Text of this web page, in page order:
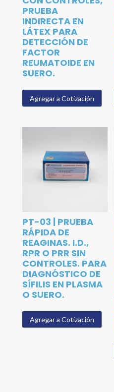
PRUEBA
INDIRECTA EN
LÁTEX PARA
DETECCIÓN DE
FACTOR
REUMATOIDE EN
SUERO.
Agregar a Cotización
PT-03 | PRUEBA
RÁPIDA DE
REAGINAS. I.D.,
RPR O PRR SIN
CONTROLES. PARA
DIAGNÓSTICO DE
SÍFILIS EN PLASMA
O SUERO.
Agregar a Cotización